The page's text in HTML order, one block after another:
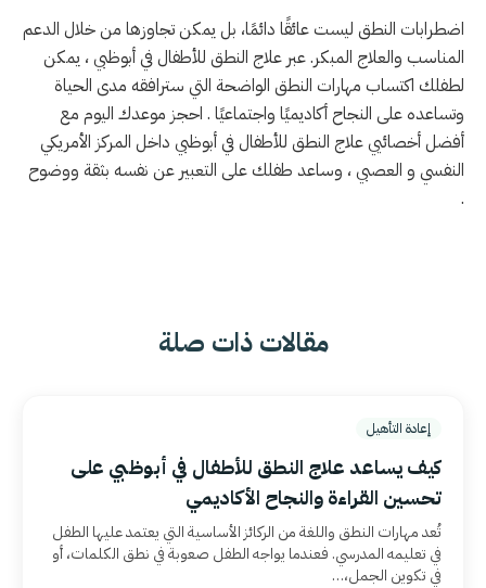
اضطرابات النطق ليست عائقًا دائمًا، بل يمكن تجاوزها من خلال الدعم
المناسب والعلاج المبكر. عبر علاج النطق للأطفال في أبوظبي ، يمكن
لطفلك اكتساب مهارات النطق الواضحة التي سترافقه مدى الحياة
وتساعده على النجاح أكاديميًا واجتماعيًا . احجز موعدك اليوم مع
أفضل أخصائيي علاج النطق للأطفال في أبوظبي داخل المركز الأمريكي
النفسي و العصبي ، وساعد طفلك على التعبير عن نفسه بثقة ووضوح
.
مقالات ذات صلة
إعادة التأهيل
كيف يساعد علاج النطق للأطفال في أبوظبي على
تحسين القراءة والنجاح الأكاديمي
تُعد مهارات النطق واللغة من الركائز الأساسية التي يعتمد عليها الطفل
في تعليمه المدرسي. فعندما يواجه الطفل صعوبة في نطق الكلمات، أو
في تكوين الجمل،…